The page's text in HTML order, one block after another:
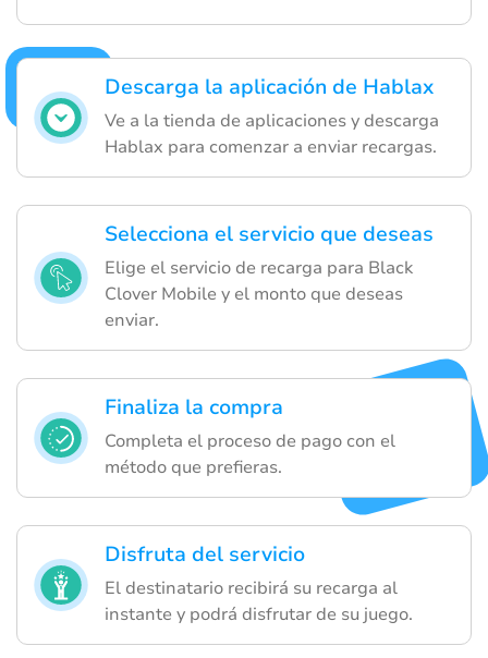
Descarga la aplicación de Hablax
Ve a la tienda de aplicaciones y descarga
Hablax para comenzar a enviar recargas.
Selecciona el servicio que deseas
Elige el servicio de recarga para Black
Clover Mobile y el monto que deseas
enviar.
Finaliza la compra
Completa el proceso de pago con el
método que prefieras.
Disfruta del servicio
El destinatario recibirá su recarga al
instante y podrá disfrutar de su juego.